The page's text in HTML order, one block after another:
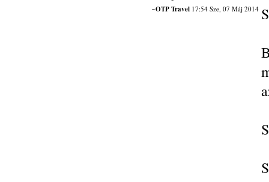
~OTP Travel17:54 Sze, 07 Máj 2014